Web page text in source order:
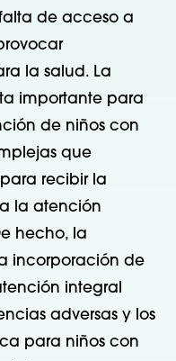
de acceso a
la salud. La
importante para
de niños con
que
recibir la
la atención
hecho, la
incorporación de
integral
adversas y los
para niños con